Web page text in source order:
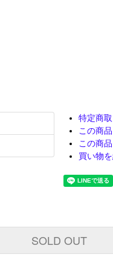
特定商
この商
この商
買い物
SOLD OUT